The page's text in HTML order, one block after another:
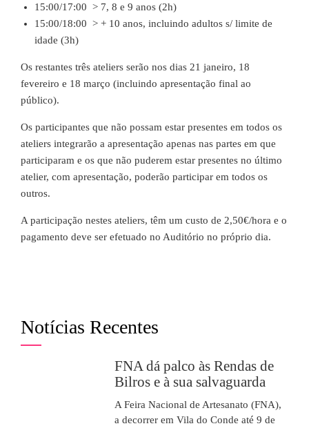
15:00/17:00 > 7, 8 e 9 anos (2h)
15:00/18:00 > + 10 anos, incluindo adultos s/ limite de
idade (3h)
Os restantes três ateliers serão nos dias 21 janeiro, 18
fevereiro e 18 março (incluindo apresentação final ao
público).
Os participantes que não possam estar presentes em todos os
ateliers integrarão a apresentação apenas nas partes em que
participaram e os que não puderem estar presentes no último
atelier, com apresentação, poderão participar em todos os
outros.
A participação nestes ateliers, têm um custo de 2,50€/hora e o
pagamento deve ser efetuado no Auditório no próprio dia.
Notícias Recentes
FNA dá palco às Rendas de
Bilros e à sua salvaguarda
A Feira Nacional de Artesanato (FNA),
a decorrer em Vila do Conde até 9 de